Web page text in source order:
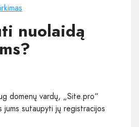
nuolaidą
domenų vardų, „Site.pro“
jums sutaupyti jų registracijos